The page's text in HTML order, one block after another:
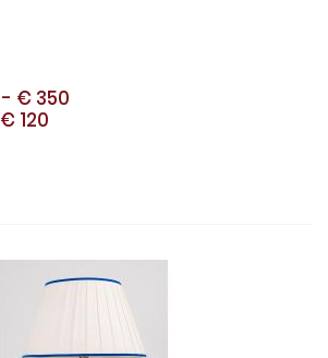
- € 350
€ 120